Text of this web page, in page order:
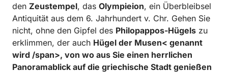
den Zeustempel, das Olympieion, ein Überbleibsel
Antiquität aus dem 6. Jahrhundert v. Chr. Gehen Sie
nicht, ohne den Gipfel des Philopappos-Hügels zu
erklimmen, der auch Hügel der Musen< genannt
wird /span>, von wo aus Sie einen herrlichen
Panoramablick auf die griechische Stadt genießen